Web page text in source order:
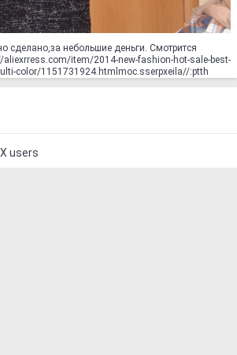
сделано,за небольшие деньги. Смотрится
item/2014-new-fashion-hot-sale-best-
top-odejda-cool-boy-girl-multi-color/1151731924.html‮http://aliexpress.com
users